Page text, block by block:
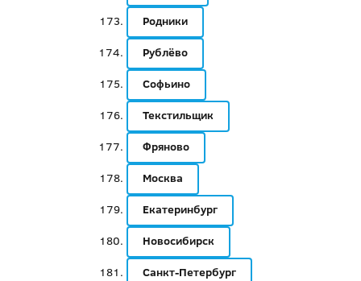
Родники
Рублёво
Софьино
Текстильщик
Фряново
Москва
Екатеринбург
Новосибирск
Санкт-Петербург